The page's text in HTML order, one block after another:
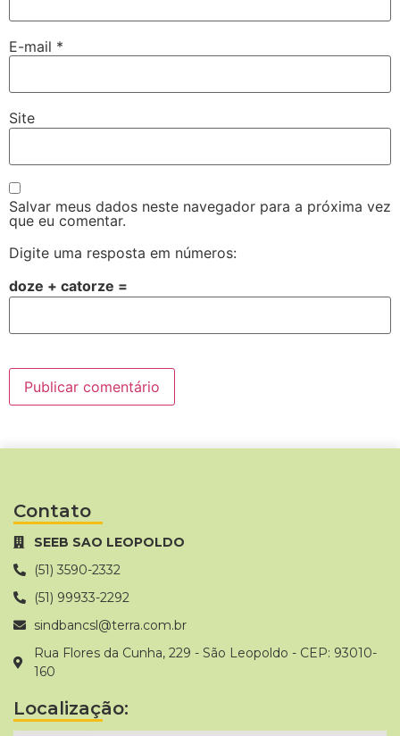
E-mail *
Site
Salvar meus dados neste navegador para a próxima vez
que eu comentar.
Digite uma resposta em números:
doze + catorze =
Contato
SEEB SAO LEOPOLDO
(51) 3590-2332
(51) 99933-2292
sindbancsl@terra.com.br
Rua Flores da Cunha, 229 - São Leopoldo - CEP: 93010-
160
Localização: